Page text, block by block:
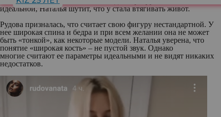
идеальной, Наталья шутит, что у стала втягивать живот.
Рудова призналась, что считает свою фигуру нестандартной. У
нее широкая спина и бедра и при всем желании она не может
быть «тонкой», как некоторые модели. Наталья уверена, что
понятие «широкая кость» – не пустой звук. Однако
многие считают ее параметры идеальными и не видят никаких
недостатков.